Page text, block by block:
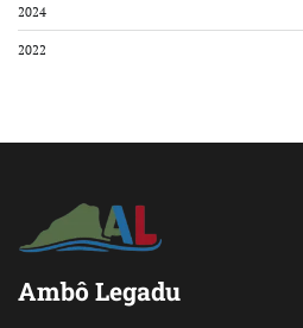
2024
2022
Ambô Legadu